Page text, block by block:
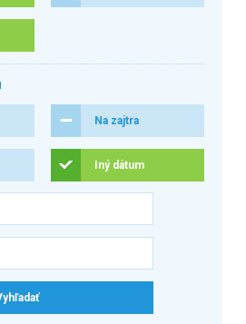
Na zajtra
Iný dátum